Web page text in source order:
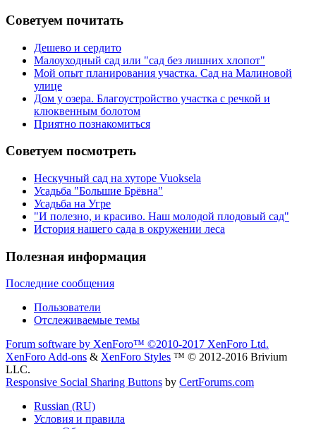
Советуем почитать
Дешево и сердито
Малоуходный сад или "сад без лишних хлопот"
Мой опыт планирования участка. Сад на Малиновой
улице
Дом у озера. Благоустройство участка с речкой и
клюквенным болотом
Приятно познакомиться
Советуем посмотреть
Нескучный сад на хуторе Vuoksela
Усадьба "Большие Брёвна"
Усадьба на Угре
"И полезно, и красиво. Наш молодой плодовый сад"
История нашего сада в окружении леса
Полезная информация
Последние сообщения
Пользователи
Отслеживаемые темы
Forum software by XenForo™ ©2010-2017 XenForo Ltd.
XenForo Add-ons & XenForo Styles ™ © 2012-2016 Brivium
LLC.
Responsive Social Sharing Buttons by CertForums.com
Russian (RU)
Условия и правила